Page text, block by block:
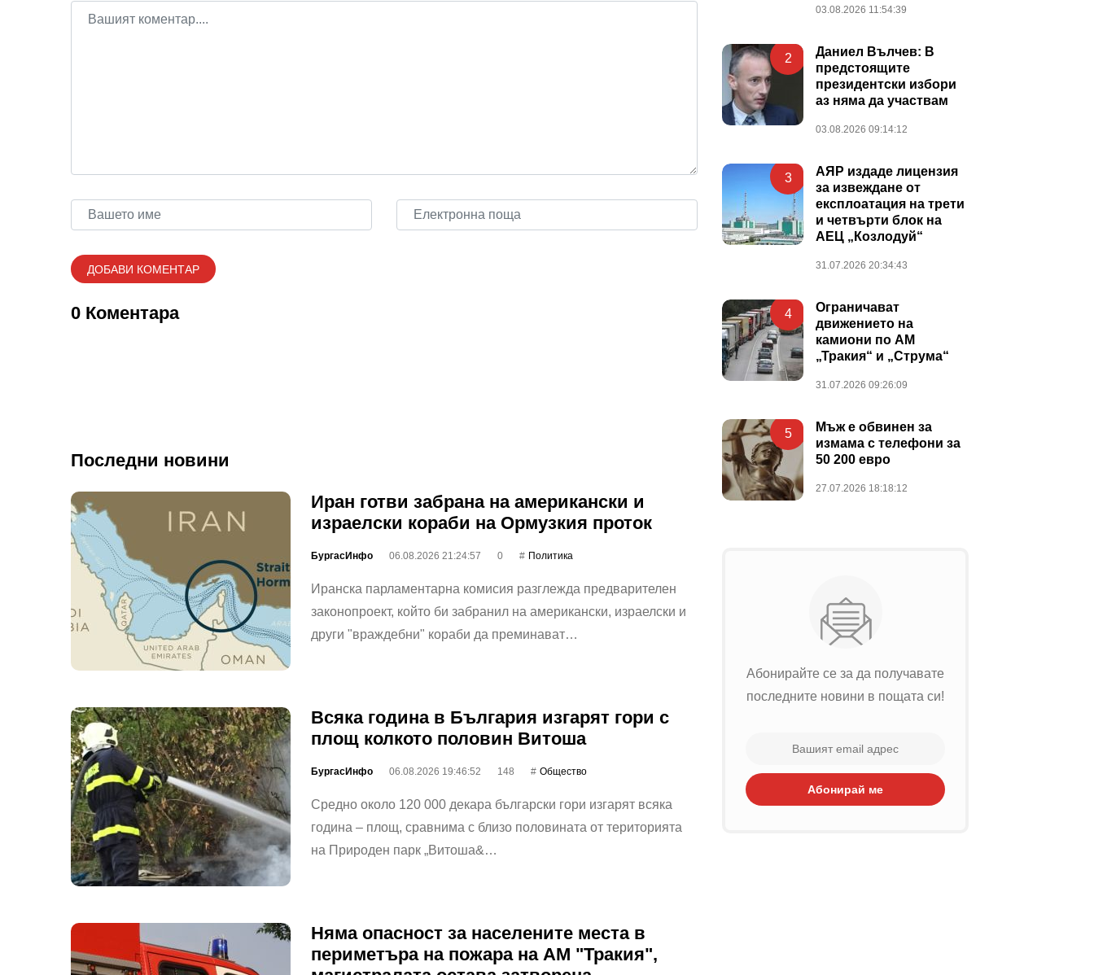
0 Коментара
Последни новини
Иран готви забрана на американски и
израелски кораби на Ормузкия проток
БургасИнфо 06.08.2026 21:24:57 0 Политика
Иранска парламентарна комисия разглежда предварителен
законопроект, който би забранил на американски, израелски и
други "враждебни" кораби да преминават…
Всяка година в България изгарят гори с
площ колкото половин Витоша
БургасИнфо 06.08.2026 19:46:52 148 Общество
Средно около 120 000 декара български гори изгарят всяка
година – площ, сравнима с близо половината от територията
на Природен парк „Витоша&…
Няма опасност за населените места в
периметъра на пожара на АМ "Тракия",
03.08.2026 11:54:39
2
Даниел Вълчев: В
предстоящите
президентски избори
аз няма да участвам
03.08.2026 09:14:12
3
АЯР издаде лицензия
за извеждане от
експлоатация на трети
и четвърти блок на
АЕЦ „Козлодуй“
31.07.2026 20:34:43
4
Ограничават
движението на
камиони по АМ
„Тракия“ и „Струма“
31.07.2026 09:26:09
5
Мъж е обвинен за
измама с телефони за
50 200 евро
27.07.2026 18:18:12
Абонирайте се за да получавате
последните новини в пощата си!
Абонирай ме